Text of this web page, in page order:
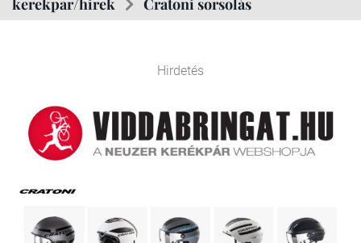
kerekpar/hirek Cratoni sorsolás
Hirdetés